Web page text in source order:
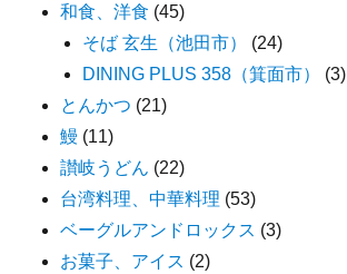
和食、洋食 (45)
そば 玄生（池田市）
(24)
DINING PLUS 358（箕面市）
(3)
とんかつ (21)
鰻 (11)
讃岐うどん (22)
台湾料理、中華料理 (53)
ベーグルアンドロックス (3)
お菓子、アイス (2)